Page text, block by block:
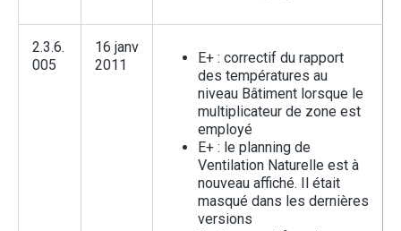
2.3.6.
005
16 janv
2011
E+ : correctif du rapport
des températures au
niveau Bâtiment lorsque le
multiplicateur de zone est
employé
E+ : le planning de
Ventilation Naturelle est à
nouveau affiché. Il était
masqué dans les dernières
versions